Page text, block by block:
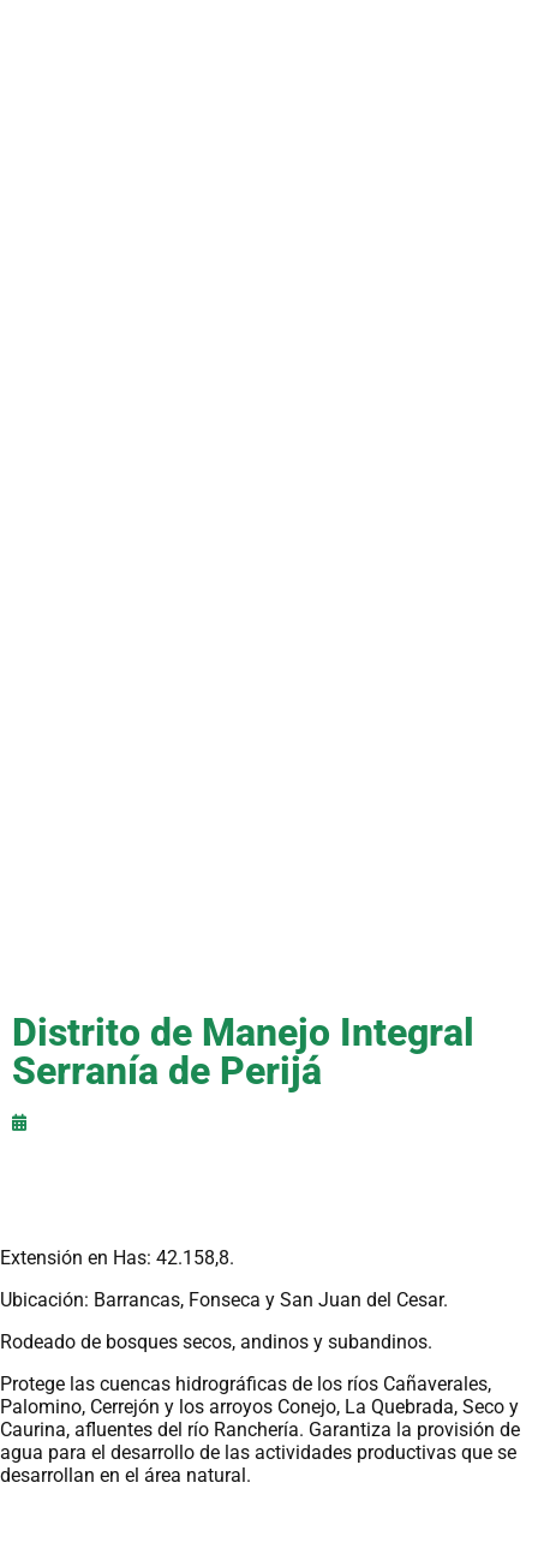
Distrito de Manejo Integral
Serranía de Perijá
Extensión en Has: 42.158,8.
Ubicación: Barrancas, Fonseca y San Juan del Cesar.
Rodeado de bosques secos, andinos y subandinos.
Protege las cuencas hidrográficas de los ríos Cañaverales,
Palomino, Cerrejón y los arroyos Conejo, La Quebrada, Seco y
Caurina, afluentes del río Ranchería. Garantiza la provisión de
agua para el desarrollo de las actividades productivas que se
desarrollan en el área natural.